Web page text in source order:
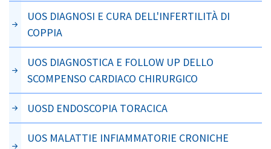
UOS DIAGNOSI E CURA DELL'INFERTILITÀ DI
COPPIA
UOS DIAGNOSTICA E FOLLOW UP DELLO
SCOMPENSO CARDIACO CHIRURGICO
UOSD ENDOSCOPIA TORACICA
UOS MALATTIE INFIAMMATORIE CRONICHE